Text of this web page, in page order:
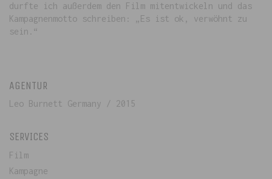
durfte ich außerdem den Film mitentwickeln und das
Kampagnenmotto schreiben: „Es ist ok, verwöhnt zu
sein.“
AGENTUR
Leo Burnett Germany / 2015
SERVICES
Film
Kampagne